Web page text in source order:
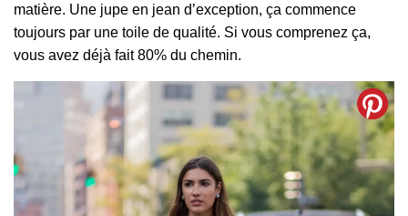
matière. Une jupe en jean d’exception, ça commence
toujours par une toile de qualité. Si vous comprenez ça,
vous avez déjà fait 80% du chemin.